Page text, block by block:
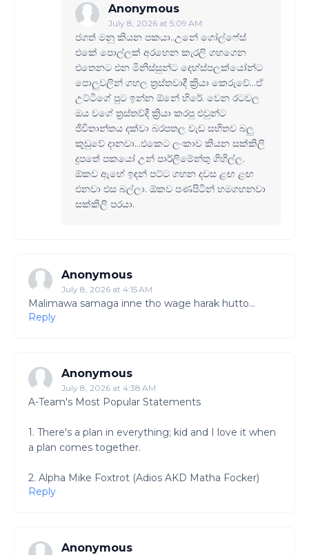
Anonymous
July 8, 2026 at 5:09 AM
ජගත් මනු කියන පකයා..උනේ ගෝල්ෆේස්
එකේ පොල්ලක් අරහෙන කැරලි ගහගෙන
එතෙනට එන මිනිස්සුන්ට දෙහ්ස්පලක්යෝන්ට
පොලුවලින් ගහල ත්‍රස්තවාදී ක්‍රියා කෙරුවේ...ඒ
උට්ටිගේ පුට ඉන්න ඕනේ හිරේ. වෙන රටවල
ඔය වගේ ත්‍රස්තව්දී ක්‍රියා කරපු එවුන්ට
ජිවිතාන්තය දක්වා බරපතල වැඩ සහිතව බලු
කුඩුවේ දානවා...එකෙට ලංකාව කියන සක්කිලි
දුපතේ පකයෝ උන් පාර්ලිමේන්තු ගිහිල්ල.
ඕකව ඇහේ ඉඳන් පට්ට ගහන දවස ළඟ ළඟ
එනවා එස බල්ලා. ඕකව පණපිටින් හමගහනවා
සක්කිලි පරයා.
Anonymous
July 8, 2026 at 4:15 AM
Malimawa samaga inne tho wage harak hutto...
Reply
Anonymous
July 8, 2026 at 4:38 AM
A-Team's Most Popular Statements
1. There's a plan in everything; kid and I love it when
a plan comes together.
2. Alpha Mike Foxtrot (Adios AKD Matha Focker)
Reply
Anonymous